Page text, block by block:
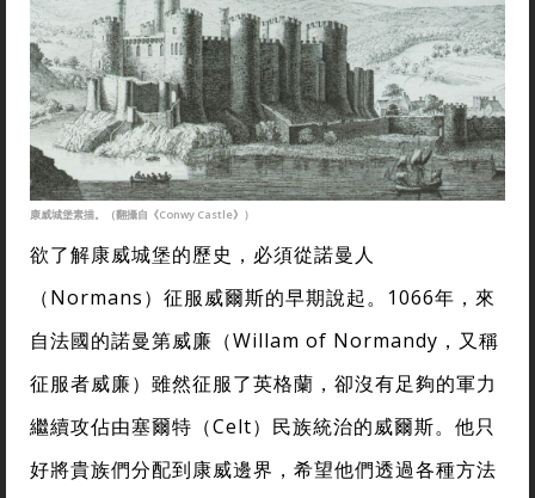
康威城堡素描。（翻攝自《Conwy Castle》）
欲了解康威城堡的歷史，必須從諾曼人
（Normans）征服威爾斯的早期說起。1066年，來
自法國的諾曼第威廉（Willam of Normandy，又稱
征服者威廉）雖然征服了英格蘭，卻沒有足夠的軍力
繼續攻佔由塞爾特（Celt）民族統治的威爾斯。他只
好將貴族們分配到康威邊界，希望他們透過各種方法